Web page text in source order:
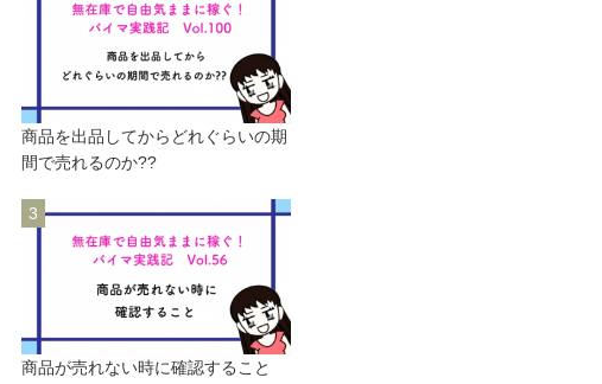
商品を出品してからどれぐらいの期
間で売れるのか??
商品が売れない時に確認すること